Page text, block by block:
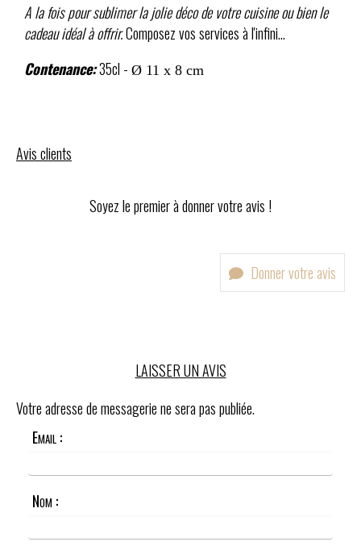
A la fois pour sublimer la jolie déco de votre cuisine ou bien le
cadeau idéal à offrir.Composez vos services à l'infini...
Contenance:35cl - Ø 11 x 8 cm
Avis clients
Soyez le premier à donner votre avis !
Donner votre avis
LAISSER UN AVIS
Votre adresse de messagerie ne sera pas publiée.
Email :
Nom :